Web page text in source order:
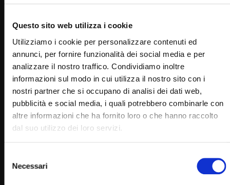
Questo sito web utilizza i cookie
Utilizziamo i cookie per personalizzare contenuti ed
annunci, per fornire funzionalità dei social media e per
analizzare il nostro traffico. Condividiamo inoltre
informazioni sul modo in cui utilizza il nostro sito con i
nostri partner che si occupano di analisi dei dati web,
pubblicità e social media, i quali potrebbero combinarle con
altre informazioni che ha fornito loro o che hanno raccolto
dal suo utilizzo dei loro servizi.
delNecessari
settembre 2022
STAFF
22/09/2022
0